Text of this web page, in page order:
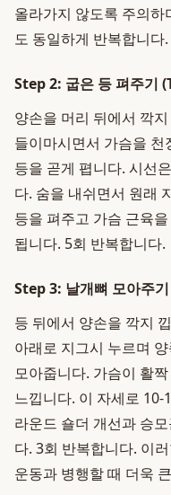
올라가지 않도록 주의
도 동일하게 반복합니다.
Step 2: 굽은 등 펴주
양손을 머리 뒤에서 깍
들이마시면서 가슴을
등을 곧게 폅니다. 시선
다. 숨을 내쉬면서 원래
등을 펴주고 가슴 근육
됩니다. 5회 반복합니다.
Step 3: 날개뼈 모아주
등 뒤에서 양손을 깍지
아래로 지그시 누르며
모아줍니다. 가슴이 활
느낍니다. 이 자세로
라운드 숄더 개선과 승
다. 3회 반복합니다. 이
운동과 병행할 때 더욱